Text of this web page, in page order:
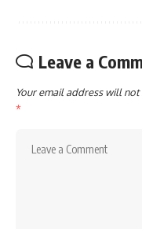
Leave a
Your email address will
*